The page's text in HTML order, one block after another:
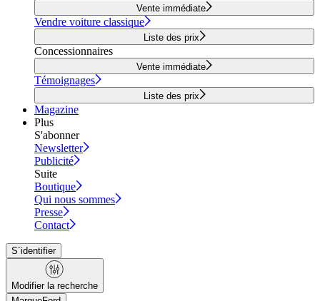
Vente immédiate
Vendre voiture classique
Liste des prix
Concessionnaires
Vente immédiate
Témoignages
Liste des prix
Magazine
Plus
S'abonner
Newsletter
Publicité
Suite
Boutique
Qui nous sommes
Presse
Contact
S´identifier
Modifier la recherche